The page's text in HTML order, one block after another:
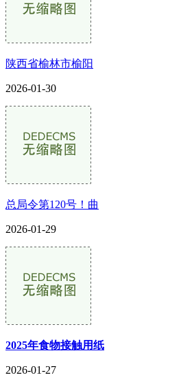
陕西省榆林市榆阳
2026-01-30
总局令第120号！曲
2026-01-29
2025年食物接触用纸
2026-01-27